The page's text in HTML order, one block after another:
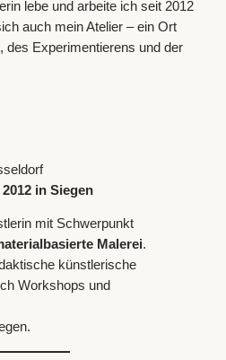
lebe und arbeite ich seit 2012
auch mein Atelier – ein Ort
des Experimentierens und der
2012 in Siegen
mit Schwerpunkt
Malerei.
künstlerische
Workshops und